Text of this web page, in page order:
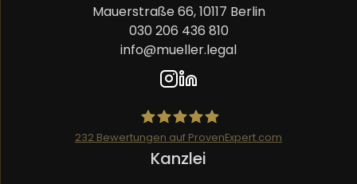
Mauerstraße 66, 10117 Berlin
030 206 436 810
info@mueller.legal
Mueller.legal
232 Bewertungen auf ProvenExpert.com
Kanzlei